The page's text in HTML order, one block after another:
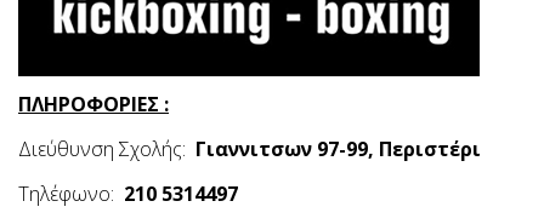
ΠΛΗΡΟΦΟΡΙΕΣ :
Διεύθυνση Σχολής: Γιαννιτσων 97-99, Περιστέρι
Τηλέφωνο: 210 5314497